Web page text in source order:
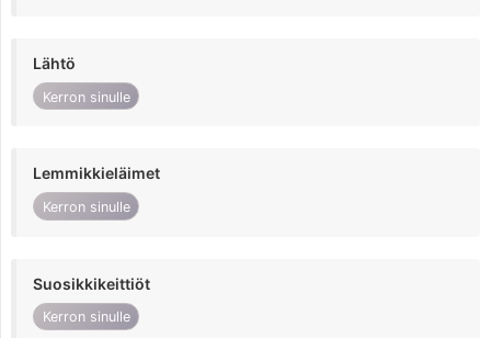
Lähtö
Kerron sinulle
Lemmikkieläimet
Kerron sinulle
Suosikkikeittiöt
Kerron sinulle